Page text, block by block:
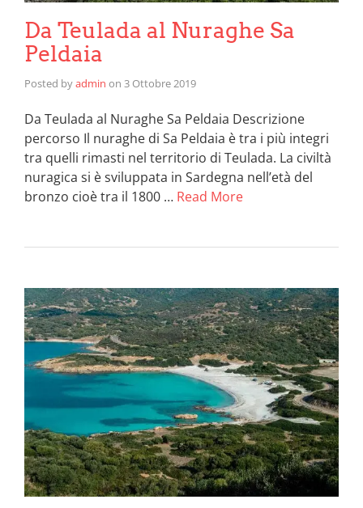
Da Teulada al Nuraghe Sa
Peldaia
Posted byadmin on 3 Ottobre 2019
Da Teulada al Nuraghe Sa Peldaia Descrizione
percorso Il nuraghe di Sa Peldaia è tra i più integri
tra quelli rimasti nel territorio di Teulada. La civiltà
nuragica si è sviluppata in Sardegna nell’età del
bronzo cioè tra il 1800 … Read More